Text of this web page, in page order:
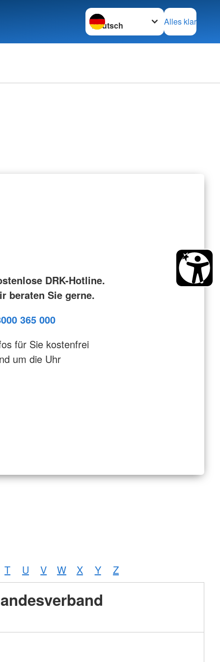
Sprache wechseln zu
Alles klar
DRK-Hotline.
beraten Sie gerne.
365 000
für Sie kostenfrei
um die Uhr
T U V W X Y Z